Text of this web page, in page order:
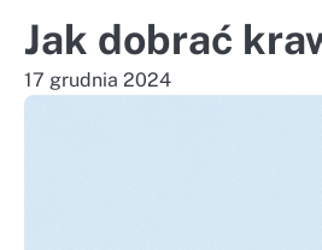
Jak dobrać
17 grudnia 2024